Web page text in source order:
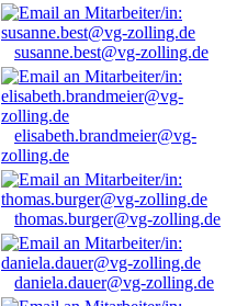
susanne.best@vg-zolling.de
elisabeth.brandmeier@vg-
zolling.de
thomas.burger@vg-zolling.de
daniela.dauer@vg-zolling.de